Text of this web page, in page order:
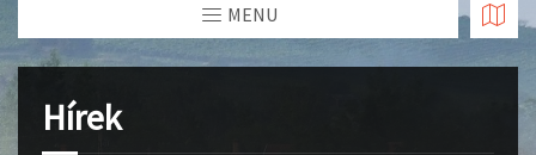
MENU
Hírek